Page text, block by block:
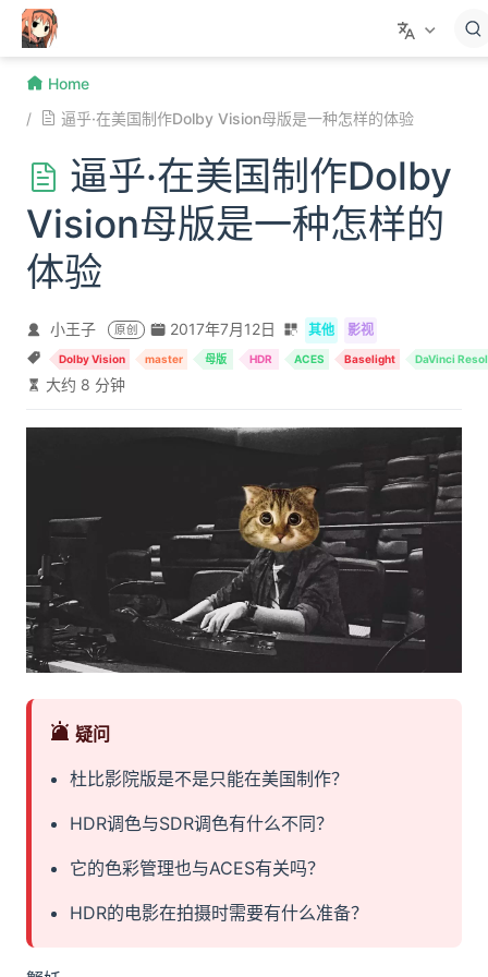
跳至主要內容
Home
逼乎·在美国制作Dolby Vision母版是一种怎样的体验
逼乎·在美国制作Dolby
Vision母版是一种怎样的
体验
小王子 原创 2017年7月12日 其他 影视
Dolby Vision master 母版 HDR ACES Baselight DaVinci
大约 8 分钟
疑问
杜比影院版是不是只能在美国制作？
HDR调色与SDR调色有什么不同？
它的色彩管理也与ACES有关吗？
HDR的电影在拍摄时需要有什么准备？